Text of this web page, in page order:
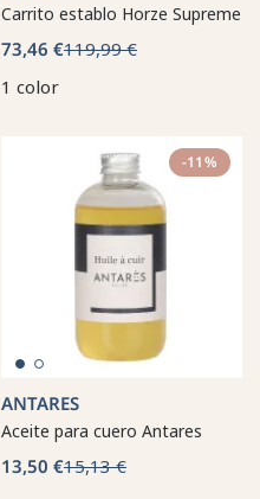
Carrito establo Horze Supreme
73,46 €119,99 €
1 color
-11%
ANTARES
Aceite para cuero Antares
13,50 €15,13 €